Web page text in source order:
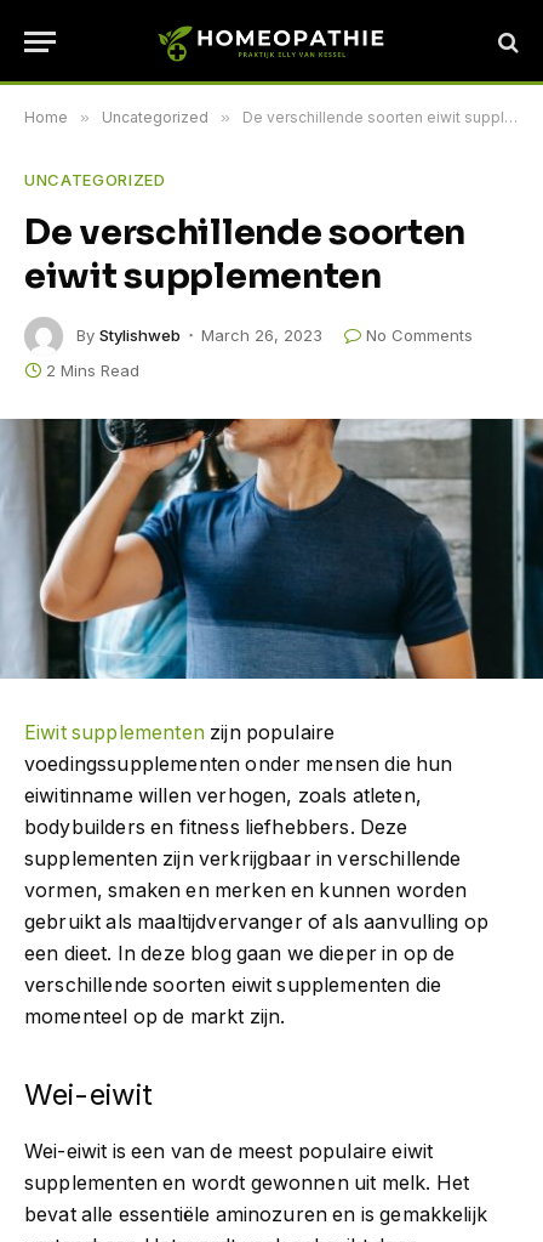
Home » Uncategorized » De verschillende soorten eiwit supplementen
UNCATEGORIZED
De verschillende soorten
eiwit supplementen
By Stylishweb March 26, 2023
No Comments
2 Mins Read
Eiwit supplementenzijn populaire
voedingssupplementen onder mensen die hun
eiwitinname willen verhogen, zoals atleten,
bodybuilders en fitness liefhebbers. Deze
supplementen zijn verkrijgbaar in verschillende
vormen, smaken en merken en kunnen worden
gebruikt als maaltijdvervanger of als aanvulling op
een dieet. In deze blog gaan we dieper in op de
verschillende soorten eiwit supplementen die
momenteel op de markt zijn.
Wei-eiwit
Wei-eiwit is een van de meest populaire eiwit
supplementen en wordt gewonnen uit melk. Het
bevat alle essentiële aminozuren en is gemakkelijk